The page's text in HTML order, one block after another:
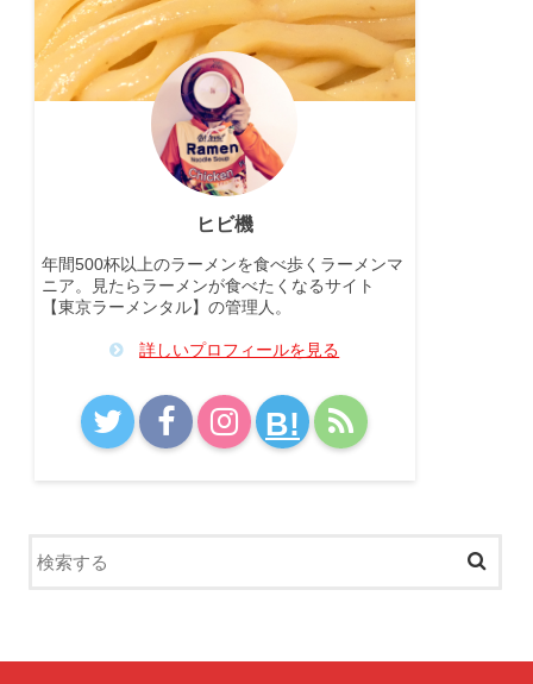
ヒビ機
年間500杯以上のラーメンを食べ歩くラーメンマ
ニア。見たらラーメンが食べたくなるサイト
【東京ラーメンタル】の管理人。
詳しいプロフィールを見る
B!